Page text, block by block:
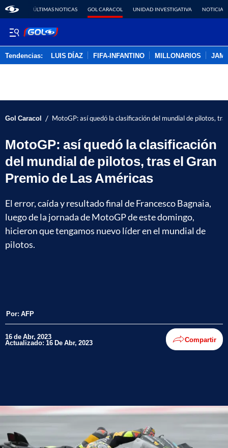
ÚLTIMAS NOTICAS GOL CARACOL UNIDAD INVESTIGATIVA NOTICIAS
Tendencias: LUIS DÍAZ FIFA-INFANTINO MILLONARIOS
Gol Caracol / MotoGP: así quedó la clasificación del mundial de pilotos,
MotoGP: así quedó la clasificación
del mundial de pilotos, tras el Gran
Premio de Las Américas
El error, caída y resultado final de Francesco Bagnaia,
luego de la jornada de MotoGP de este domingo,
hicieron que tengamos nuevo líder en el mundial de
pilotos.
Por: AFP
16 de Abr, 2023
Actualizado: 16 De Abr, 2023 Compartir